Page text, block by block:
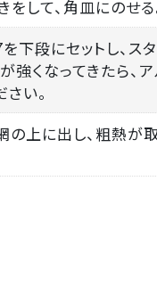
して、角皿にのせる
下段にセットし、ス
くなってきたら、
い。
の上に出し、粗熱が